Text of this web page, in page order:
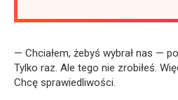
— Chciałem, żebyś wybrał nas —
Tylko raz. Ale tego nie zrobiłeś.
Chcę sprawiedliwości.